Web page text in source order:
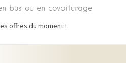
bus ou en covoiturage
offres du moment !